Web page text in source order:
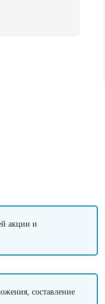
акции и
составление